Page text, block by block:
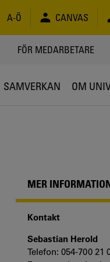
A-Ö CANVAS
FÖR MEDARBETARE
SAMVERKAN OM
MER
Kontakt
Sebastian Herold
Telefon: 054-700 21